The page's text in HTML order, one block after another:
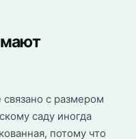
с размером
саду иногда
потому что